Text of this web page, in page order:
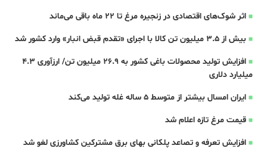
اثر شوک‌های اقتصادی در زنجیره مرغ تا 22 ماه باقی می‌ماند
بیش از ۳.۵ میلیون تن کالا با اجرای «تقدم قبض انبار» وارد کشور شد
افزایش تولید محصولات باغی کشور به ۲۶.۹ میلیون تن/ ارزآوری ۴.۳
میلیارد دلاری
ایران امسال بیشتر از متوسط 5 ساله غله تولید می‌کند
قیمت مرغ تازه اعلام شد
افزایش تعرفه و تصاعد پلکانی بهای برق مشترکین کشاورزی لغو شد